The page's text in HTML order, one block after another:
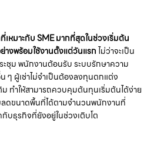
เหมาะกับ SME มากที่สุดในช่วงเริ่มต้น
างพร้อมใช้งานตั้งแต่วันแรกไม่ว่าจะเป็น
ะชุม พนักงานต้อนรับ ระบบรักษาความ
ๆ ผู้เช่าไม่จำเป็นต้องลงทุนตกแต่ง
ทำให้สามารถควบคุมต้นทุนเริ่มต้นได้ง่าย
ดขนาดพื้นที่ได้ตามจำนวนพนักงานที่
กับธุรกิจที่ยังอยู่ในช่วงเติบโต